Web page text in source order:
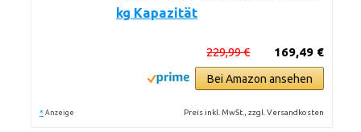
kg Kapazität
169,49 €
229,99 €
Bei Amazon ansehen
* Anzeige Preis inkl. MwSt., zzgl. Versandkosten